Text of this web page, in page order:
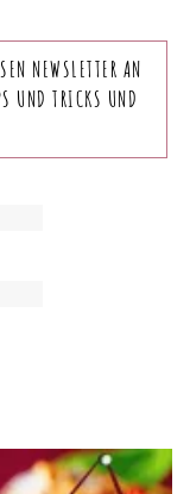
NEWSLETTER AN
UND TRICKS UND